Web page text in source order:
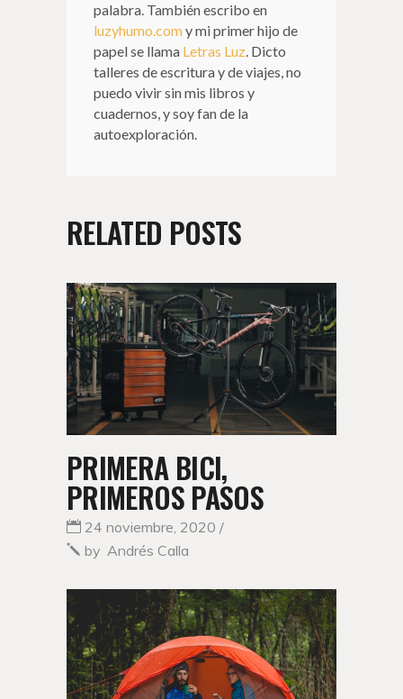
palabra. También escribo en
luzyhumo.comy mi primer hijo de
papel se llama Letras Luz. Dicto
talleres de escritura y de viajes, no
puedo vivir sin mis libros y
cuadernos, y soy fan de la
autoexploración.
RELATED POSTS
PRIMERA BICI,
PRIMEROS PASOS
24 noviembre, 2020
by Andrés Calla